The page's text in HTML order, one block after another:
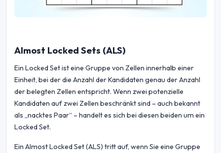
Almost Locked Sets (ALS)
Ein Locked Set ist eine Gruppe von Zellen innerhalb einer
Einheit, bei der die Anzahl der Kandidaten genau der Anzahl
der belegten Zellen entspricht. Wenn zwei potenzielle
Kandidaten auf zwei Zellen beschränkt sind – auch bekannt
als „nacktes Paar“ – handelt es sich bei diesen beiden um ein
Locked Set.
Ein Almost Locked Set (ALS) tritt auf, wenn Sie eine Gruppe